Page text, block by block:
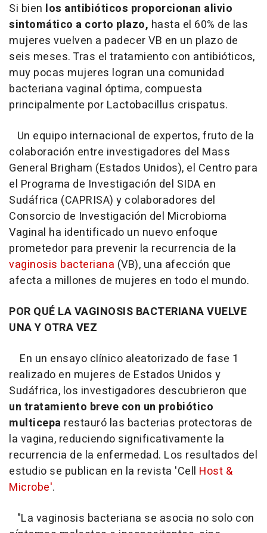
Si bien los antibióticos proporcionan alivio
sintomático a corto plazo, hasta el 60% de las
mujeres vuelven a padecer VB en un plazo de
seis meses. Tras el tratamiento con antibióticos,
muy pocas mujeres logran una comunidad
bacteriana vaginal óptima, compuesta
principalmente por Lactobacillus crispatus.
Un equipo internacional de expertos, fruto de la
colaboración entre investigadores del Mass
General Brigham (Estados Unidos), el Centro para
el Programa de Investigación del SIDA en
Sudáfrica (CAPRISA) y colaboradores del
Consorcio de Investigación del Microbioma
Vaginal ha identificado un nuevo enfoque
prometedor para prevenir la recurrencia de la
vaginosis bacteriana (VB), una afección que
afecta a millones de mujeres en todo el mundo.
POR QUÉ LA VAGINOSIS BACTERIANA VUELVE
UNA Y OTRA VEZ
En un ensayo clínico aleatorizado de fase 1
realizado en mujeres de Estados Unidos y
Sudáfrica, los investigadores descubrieron que
un tratamiento breve con un probiótico
multicepa restauró las bacterias protectoras de
la vagina, reduciendo significativamente la
recurrencia de la enfermedad. Los resultados del
estudio se publican en la revista 'Cell Host &
Microbe'.
"La vaginosis bacteriana se asocia no solo con